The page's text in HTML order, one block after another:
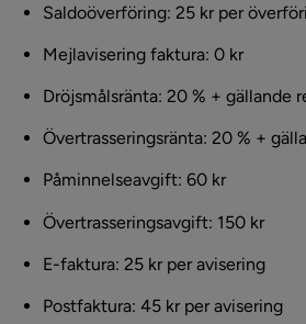
Saldoöverföring: 25 kr per
Mejlavisering faktura: 0 kr
Dröjsmålsränta: 20 % + gällande
Övertrasseringsränta: 20 % +
Påminnelseavgift: 60 kr
Övertrasseringsavgift: 150 kr
E-faktura: 25 kr per avisering
Postfaktura: 45 kr per avisering